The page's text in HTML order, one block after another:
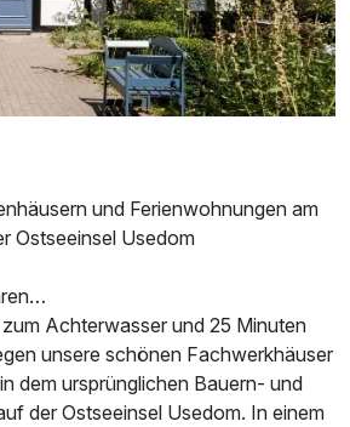
p.P. ab 219,00 €
und Ferienwohnungen am
Ostseeinsel Usedom
Achterwasser und 25 Minuten
unsere schönen Fachwerkhäuser
dem ursprünglichen Bauern- und
der Ostseeinsel Usedom. In einem